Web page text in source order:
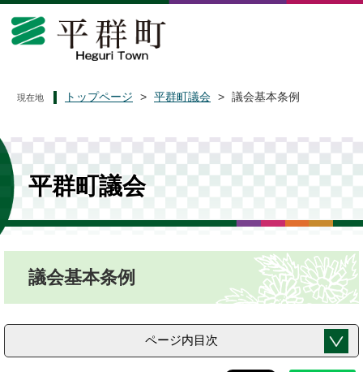
ペ
。
メ
て
本
現在地 トップページ > 平群町議会 > 議会基本条例
平群町議会
議会基本条例
ページ内目次